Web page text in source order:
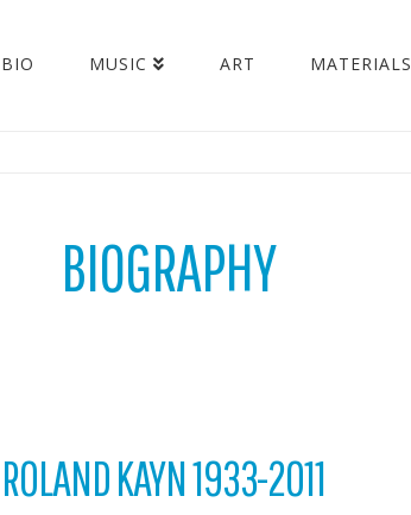
BIO MUSIC ART MATERIALS
BIOGRAPHY
ROLAND KAYN 1933-2011